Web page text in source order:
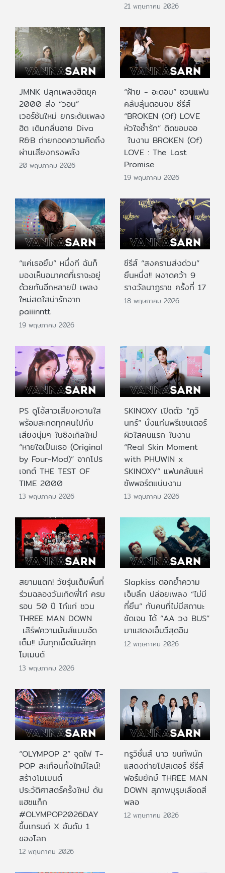
21 พฤษภาคม 2026
JMNK ปลุกเพลงฮิตยุค
2000 ส่ง “วอน”
เวอร์ชันใหม่ ยกระดับเพลง
ฮิต เติมกลิ่นอาย Diva
R&B ถ่ายทอดความคิดถึง
ผ่านเสียงทรงพลัง
20 พฤษภาคม 2026
“ฝ้าย - อะตอม” ชวนแฟน
คลับลุ้นตอนจบ ซีรีส์
“BROKEN (Of) LOVE
หัวใจช้ำรัก” ติดขอบจอ
ในงาน BROKEN (Of)
LOVE : The Last
Promise
19 พฤษภาคม 2026
“แค่เธอยิ้ม” หนึ่งที ฉันก็
มองเห็นอนาคตที่เราจะอยู่
ด้วยกันอีกหลายปี เพลง
ใหม่สดใสน่ารักจาก
paiiinntt
19 พฤษภาคม 2026
ซีรีส์ “สงครามส่งด่วน”
ยืนหนึ่ง!! ผงาดคว้า 9
รางวัลนาฏราช ครั้งที่ 17
18 พฤษภาคม 2026
PS ดูโอ้สาวเสียงหวานใส
พร้อมสะกดทุกคนไปกับ
เสียงนุ่มๆ ในซิงเกิลใหม่
“หายใจเป็นเธอ (Original
by Four-Mod)” จากโปร
เจกต์ THE TEST OF
TIME 2000
13 พฤษภาคม 2026
SKINOXY เปิดตัว “ภูวิ
นทร์” นั่งแท่นพรีเซนเตอร์
ผิวใสคนแรก ในงาน
“Real Skin Moment
with PHUWIN x
SKINOXY” แฟนคลับแห่
ซัพพอร์ตแน่นงาน
13 พฤษภาคม 2026
สยามแตก! วัยรุ่นเต็มพื้นที่
ร่วมฉลองวันเกิดพี่โก๋ ครบ
รอบ 50 ปี โก๋แก่ ชวน
THREE MAN DOWN
เสิร์ฟความมันส์แบบจัด
เต็ม!! มันทุกเม็ดมันส์ทุก
โมเมนต์
13 พฤษภาคม 2026
Slapkiss ตอกย้ำความ
เจ็บลึก ปล่อยเพลง “ไม่มี
ที่ยืน” กับคนที่ไม่มีสถานะ
ชัดเจน ได้ “AA วง BUS”
มาแสดงเอ็มวีสุดอิน
12 พฤษภาคม 2026
“OLYMPOP 2” จุดไฟ T-
POP สะเทือนทั้งไทม์ไลน์!
สร้างโมเมนต์
ประวัติศาสตร์ครั้งใหม่ ดัน
แฮชแท็ก
#OLYMPOP2026DAY
ขึ้นเทรนด์ X อันดับ 1
ของโลก
12 พฤษภาคม 2026
ทรูวิชั่นส์ นาว ขนทัพนัก
แสดงถ่ายโปสเตอร์ ซีรีส์
ฟอร์มยักษ์ THREE MAN
DOWN สุภาพบุรุษเลือดสี
พลอ
12 พฤษภาคม 2026